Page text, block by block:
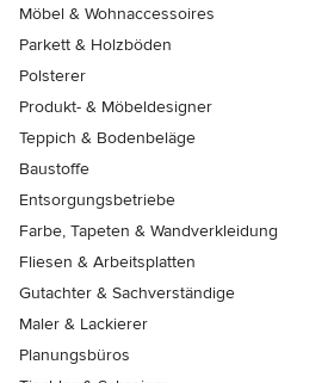
Möbel & Wohnaccessoires
Parkett & Holzböden
Polsterer
Produkt- & Möbeldesigner
Teppich & Bodenbeläge
Baustoffe
Entsorgungsbetriebe
Farbe, Tapeten & Wandverkleidung
Fliesen & Arbeitsplatten
Gutachter & Sachverständige
Maler & Lackierer
Planungsbüros